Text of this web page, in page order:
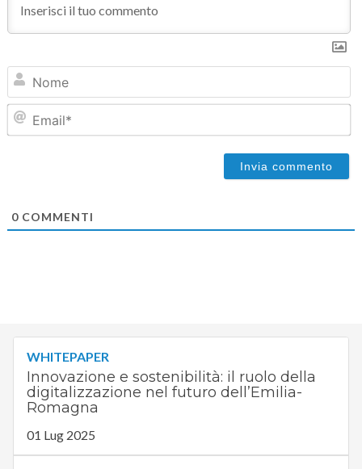
0COMMENTI
WHITEPAPER
Innovazione e sostenibilità: il ruolo della
digitalizzazione nel futuro dell’Emilia-
Romagna
01 Lug 2025